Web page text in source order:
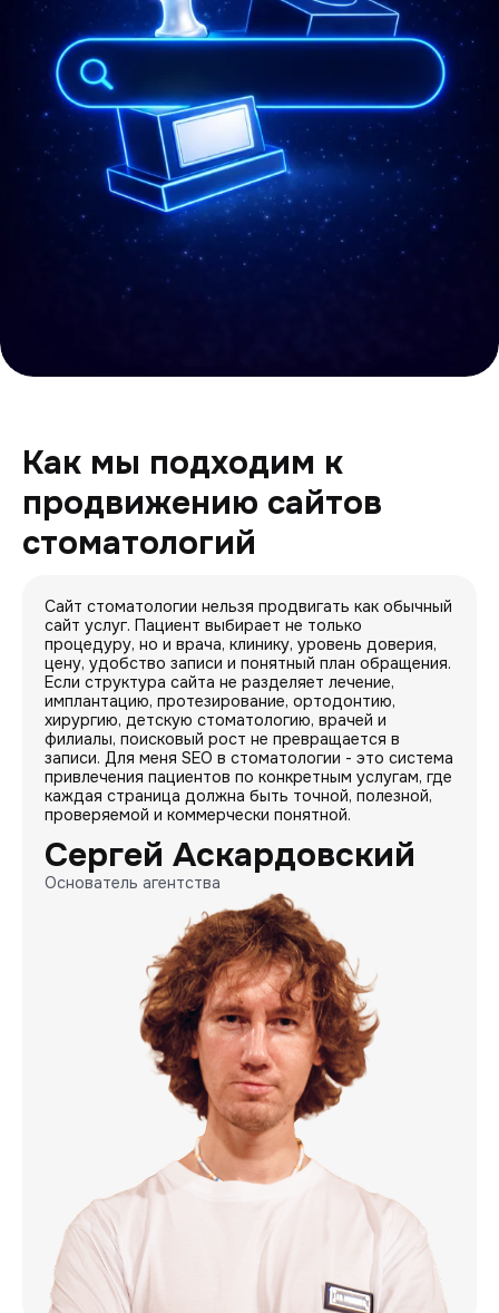
Как мы подходим к
продвижению сайтов
стоматологий
Сайт стоматологии нельзя продвигать как обычный
сайт услуг. Пациент выбирает не только
процедуру, но и врача, клинику, уровень доверия,
цену, удобство записи и понятный план обращения.
Если структура сайта не разделяет лечение,
имплантацию, протезирование, ортодонтию,
хирургию, детскую стоматологию, врачей и
филиалы, поисковый рост не превращается в
записи. Для меня SEO в стоматологии - это система
привлечения пациентов по конкретным услугам, где
каждая страница должна быть точной, полезной,
проверяемой и коммерчески понятной.
Сергей Аскардовский
Основатель агентства